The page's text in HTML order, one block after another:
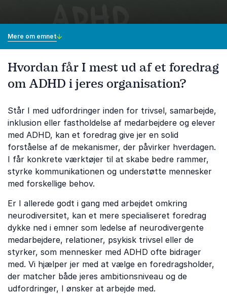
Mere om emnet
Hvordan får I mest ud af et foredrag
om ADHD i jeres organisation?
Står I med udfordringer inden for trivsel, samarbejde,
inklusion eller fastholdelse af medarbejdere og elever
med ADHD, kan et foredrag give jer en solid
forståelse af de mekanismer, der påvirker hverdagen.
I får konkrete værktøjer til at skabe bedre rammer,
styrke kommunikationen og understøtte mennesker
med forskellige behov.
Er I allerede godt i gang med arbejdet omkring
neurodiversitet, kan et mere specialiseret foredrag
dykke ned i emner som ledelse af neurodivergente
medarbejdere, relationer, psykisk trivsel eller de
styrker, som mennesker med ADHD ofte bidrager
med. Vi hjælper jer med at vælge en foredragsholder,
der matcher både jeres ambitionsniveau og de
udfordringer, I ønsker at arbejde med.